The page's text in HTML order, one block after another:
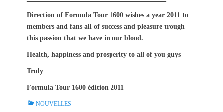
Direction of Formula Tour 1600 wishes a year 2011 to
members and fans all of success and pleasure trough
this passion that we have in our blood.
Health, happiness and prosperity to all of you guys
Truly
Formula Tour 1600 édition 2011
C
NOUVELLES